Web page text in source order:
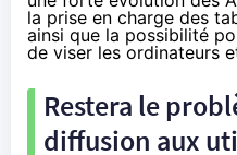
la prise en charge des
ainsi que la possibilité
de viser les ordinateurs
Restera le
diffusion aux